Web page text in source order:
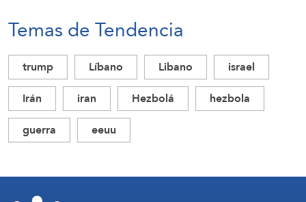
Temas de Tendencia
trump Líbano Libano
israel
Irán
iran Hezbolá
hezbola
guerra
eeuu